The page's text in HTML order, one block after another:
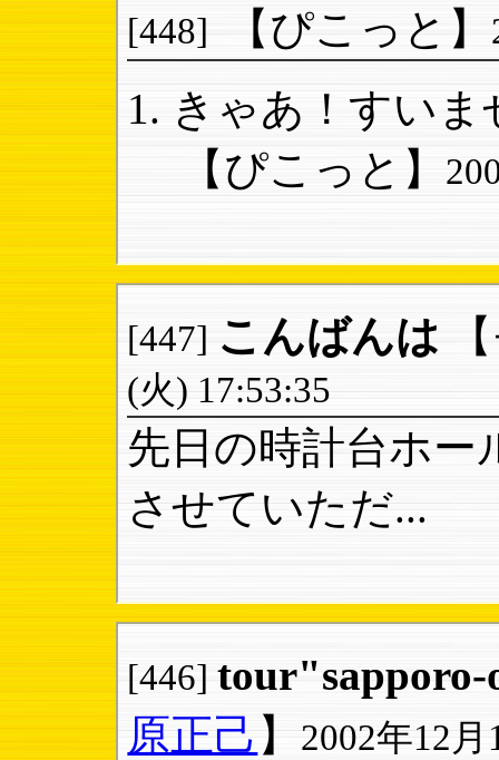
[448] 【ぴこっと】
きゃあ！すい
【ぴこっと】
[447] こんばんは
(火) 17:53:35
先日の時計台ホー
させていただ...
[446]
原正己 】 2002年12